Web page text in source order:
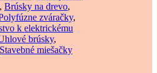
, Brúsky na drevo,
zváračky,
k elektrickému
brúsky,
Stavebné miešačky